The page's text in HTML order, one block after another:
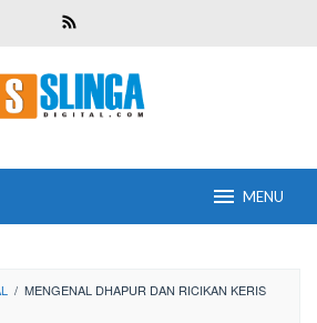
MENU
/ MENGENAL DHAPUR DAN RICIKAN KERIS